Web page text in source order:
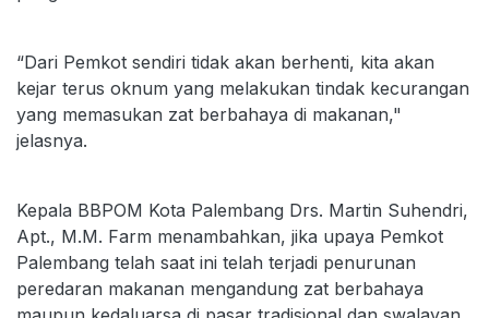
“Dari Pemkot sendiri tidak akan berhenti, kita akan
kejar terus oknum yang melakukan tindak kecurangan
yang memasukan zat berbahaya di makanan,"
jelasnya.
Kepala BBPOM Kota Palembang Drs. Martin Suhendri,
Apt., M.M. Farm menambahkan, jika upaya Pemkot
Palembang telah saat ini telah terjadi penurunan
peredaran makanan mengandung zat berbahaya